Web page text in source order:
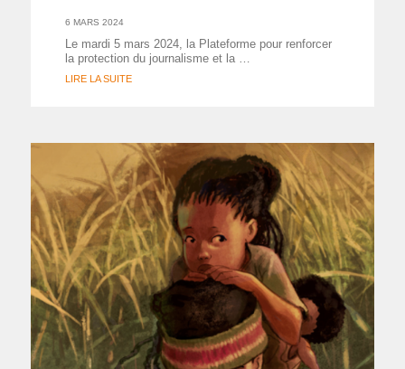
6 MARS 2024
Le mardi 5 mars 2024, la Plateforme pour renforcer
la protection du journalisme et la …
LIRE LA SUITE